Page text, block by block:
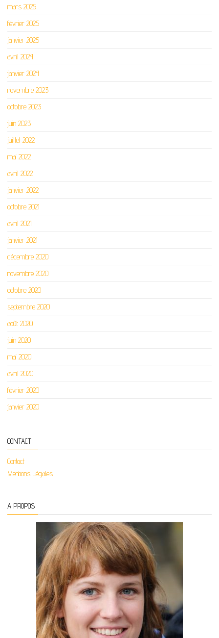
mars 2025
février 2025
janvier 2025
avril 2024
janvier 2024
novembre 2023
octobre 2023
juin 2023
juillet 2022
mai 2022
avril 2022
janvier 2022
octobre 2021
avril 2021
janvier 2021
décembre 2020
novembre 2020
octobre 2020
septembre 2020
août 2020
juin 2020
mai 2020
avril 2020
février 2020
janvier 2020
CONTACT
Contact
Mentions Légales
A PROPOS